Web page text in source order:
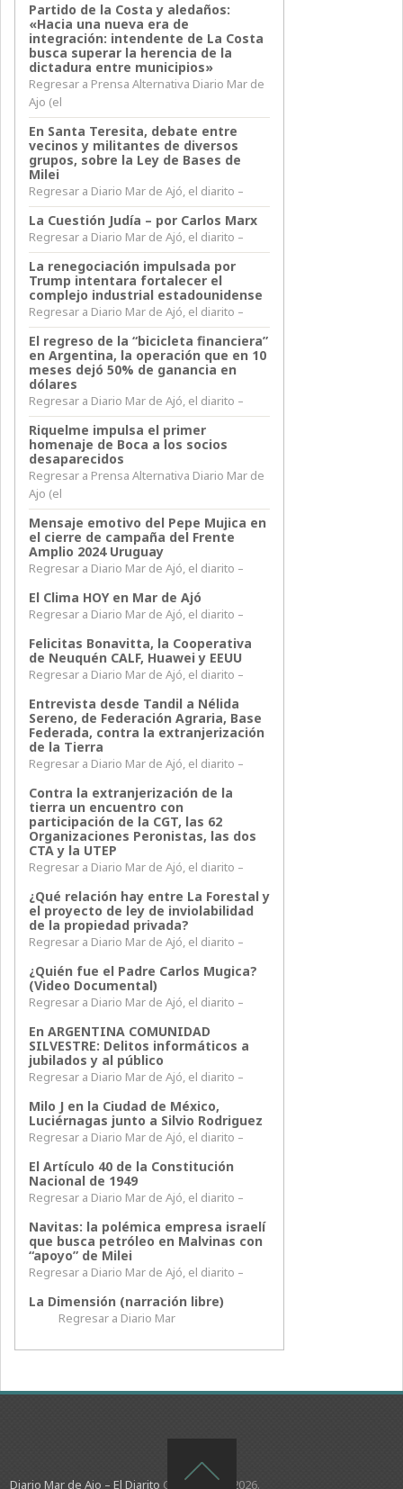
Partido de la Costa y aledaños:
«Hacia una nueva era de
integración: intendente de La Costa
busca superar la herencia de la
dictadura entre municipios»
Regresar a Prensa Alternativa Diario Mar de
Ajo (el
En Santa Teresita, debate entre
vecinos y militantes de diversos
grupos, sobre la Ley de Bases de
Milei
Regresar a Diario Mar de Ajó, el diarito –
La Cuestión Judía – por Carlos Marx
Regresar a Diario Mar de Ajó, el diarito –
La renegociación impulsada por
Trump intentara fortalecer el
complejo industrial estadounidense
Regresar a Diario Mar de Ajó, el diarito –
El regreso de la “bicicleta financiera”
en Argentina, la operación que en 10
meses dejó 50% de ganancia en
dólares
Regresar a Diario Mar de Ajó, el diarito –
Riquelme impulsa el primer
homenaje de Boca a los socios
desaparecidos
Regresar a Prensa Alternativa Diario Mar de
Ajo (el
Mensaje emotivo del Pepe Mujica en
el cierre de campaña del Frente
Amplio 2024 Uruguay
Regresar a Diario Mar de Ajó, el diarito –
El Clima HOY en Mar de Ajó
Regresar a Diario Mar de Ajó, el diarito –
Felicitas Bonavitta, la Cooperativa
de Neuquén CALF, Huawei y EEUU
Regresar a Diario Mar de Ajó, el diarito –
Entrevista desde Tandil a Nélida
Sereno, de Federación Agraria, Base
Federada, contra la extranjerización
de la Tierra
Regresar a Diario Mar de Ajó, el diarito –
Contra la extranjerización de la
tierra un encuentro con
participación de la CGT, las 62
Organizaciones Peronistas, las dos
CTA y la UTEP
Regresar a Diario Mar de Ajó, el diarito –
¿Qué relación hay entre La Forestal y
el proyecto de ley de inviolabilidad
de la propiedad privada?
Regresar a Diario Mar de Ajó, el diarito –
¿Quién fue el Padre Carlos Mugica?
(Video Documental)
Regresar a Diario Mar de Ajó, el diarito –
En ARGENTINA COMUNIDAD
SILVESTRE: Delitos informáticos a
jubilados y al público
Regresar a Diario Mar de Ajó, el diarito –
Milo J en la Ciudad de México,
Luciérnagas junto a Silvio Rodriguez
Regresar a Diario Mar de Ajó, el diarito –
El Artículo 40 de la Constitución
Nacional de 1949
Regresar a Diario Mar de Ajó, el diarito –
Navitas: la polémica empresa israelí
que busca petróleo en Malvinas con
“apoyo” de Milei
Regresar a Diario Mar de Ajó, el diarito –
La Dimensión (narración libre)
Regresar a Diario Mar
Diario Mar de Ajo – El Diarito Copyright © 2026.